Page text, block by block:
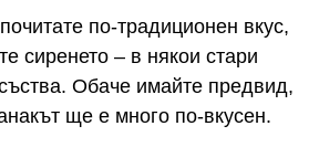
по-традиционен вкус,
сиренето – в някои стари
Обаче имайте предвид,
ще е много по-вкусен.